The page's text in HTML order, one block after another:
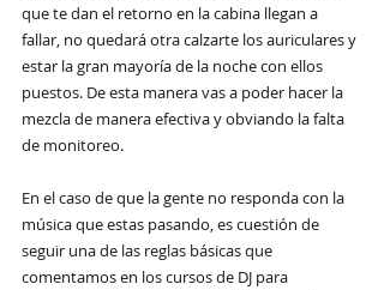
que te dan el retorno en la cabina llegan a
fallar, no quedará otra calzarte los auriculares y
estar la gran mayoría de la noche con ellos
puestos. De esta manera vas a poder hacer la
mezcla de manera efectiva y obviando la falta
de monitoreo.
En el caso de que la gente no responda con la
música que estas pasando, es cuestión de
seguir una de las reglas básicas que
comentamos en los cursos de DJ para